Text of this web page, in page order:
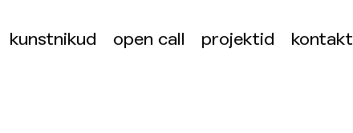
kunstnikud open call projektid kontakt